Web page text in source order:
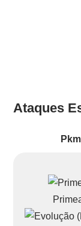
Ataques